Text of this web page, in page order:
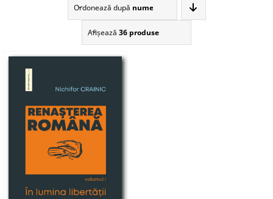
Ordonează după nume
Afişează 36 produse